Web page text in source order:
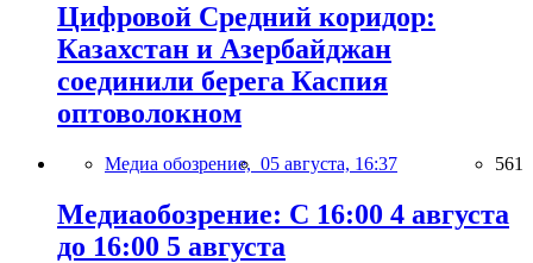
Цифровой Средний коридор:
Казахстан и Азербайджан
соединили берега Каспия
оптоволокном
Медиа обозрение, 05 августа, 16:37 561
Медиаобозрение: С 16:00 4 августа
до 16:00 5 августа